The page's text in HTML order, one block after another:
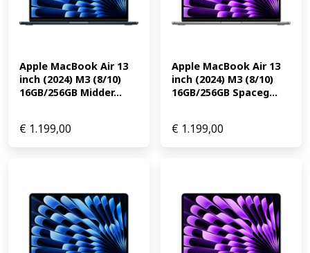
Apple MacBook Air 13
inch (2024) M3 (8/10)
16GB/256GB Midder...
€ 1.199,00
Apple MacBook Air 13
inch (2024) M3 (8/10)
16GB/256GB Spaceg...
€ 1.199,00